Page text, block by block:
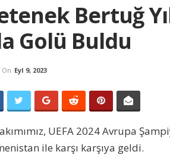
Bertuğ
Golü Buldu
On Eyl 9, 2023
UEFA 2024 Avrupa
ile karşı karşıya geldi.